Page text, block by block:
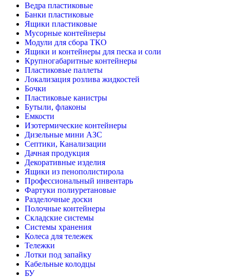
Ведра пластиковые
Банки пластиковые
Ящики пластиковые
Мусорные контейнеры
Модули для сбора ТКО
Ящики и контейнеры для песка и соли
Крупногабаритные контейнеры
Пластиковые паллеты
Локализация розлива жидкостей
Бочки
Пластиковые канистры
Бутыли, флаконы
Емкости
Изотермические контейнеры
Дизельные мини АЗС
Септики, Канализации
Дачная продукция
Декоративные изделия
Ящики из пенополистирола
Профессиональный инвентарь
Фартуки полиуретановые
Разделочные доски
Полочные контейнеры
Складские системы
Системы хранения
Колеса для тележек
Тележки
Лотки под запайку
Кабельные колодцы
БУ